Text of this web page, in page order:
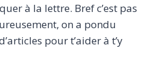
à la lettre. Bref c’est pas
on a pondu
pour t’aider à t’y